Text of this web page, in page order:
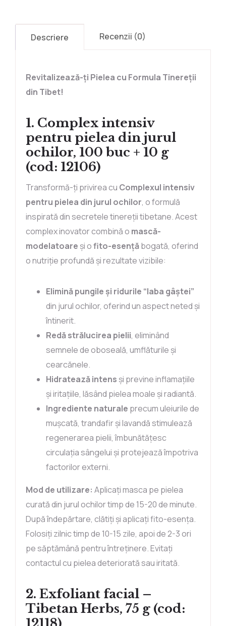
Descriere Recenzii (0)
Revitalizează-ți Pielea cu Formula Tinereții
din Tibet!
1. Complex intensiv
pentru pielea din jurul
ochilor, 100 buc + 10 g
(cod: 12106)
Transformă-ți privirea cu Complexul intensiv
pentru pielea din jurul ochilor, o formulă
inspirată din secretele tinereții tibetane. Acest
complex inovator combină o mască-
modelatoare și ofito-esențăbogată, oferind
o nutriție profundă și rezultate vizibile:
Elimină pungile și ridurile “laba gâștei”
din jurul ochilor, oferind un aspect neted și
întinerit.
Redă strălucirea pielii, eliminând
semnele de oboseală, umflăturile și
cearcănele.
Hidratează intens și previne inflamațiile
și iritațiile, lăsând pielea moale și radiantă.
Ingrediente naturale precum uleiurile de
mușcată, trandafir și lavandă stimulează
regenerarea pielii, îmbunătățesc
circulația sângelui și protejează împotriva
factorilor externi.
Mod de utilizare: Aplicați masca pe pielea
curată din jurul ochilor timp de 15-20 de minute.
După îndepărtare, clătiți și aplicați fito-esența.
Folosiți zilnic timp de 10-15 zile, apoi de 2-3 ori
pe săptămână pentru întreținere. Evitați
contactul cu pielea deteriorată sau iritată.
2. Exfoliant facial –
Tibetan Herbs, 75 g (cod: